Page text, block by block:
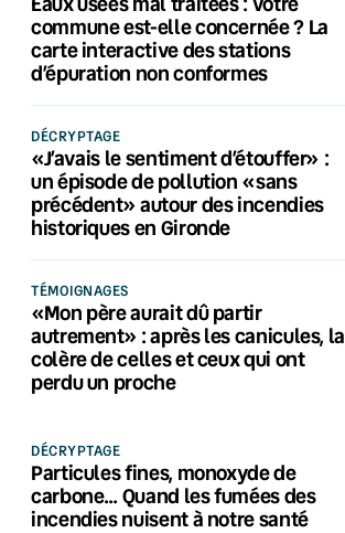
commune est-elle concernée ? La
carte interactive des stations
d’épuration non conformes
DÉCRYPTAGE
«J’avais le sentiment d’étouffer» :
un épisode de pollution «sans
précédent» autour des incendies
historiques en Gironde
TÉMOIGNAGES
«Mon père aurait dû partir
autrement» : après les canicules, la
colère de celles et ceux qui ont
perdu un proche
DÉCRYPTAGE
Particules fines, monoxyde de
carbone… Quand les fumées des
incendies nuisent à notre santé